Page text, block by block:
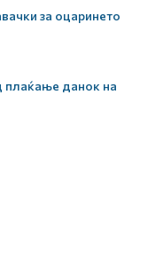
за оцаринето
плаќање данок на